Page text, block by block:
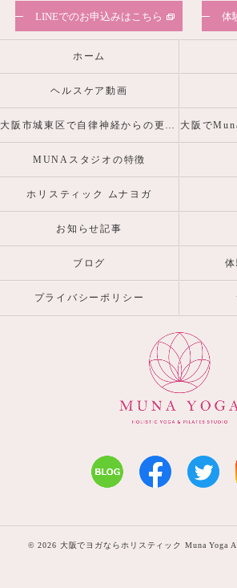
LINEでのお申込みはこちら 体
ホーム
ヘルスケア動画
大阪市城東区で自律神経からの更年期・産前産後の心身の不調を整えるヨガピラティスなら
MUNAスタジオの特徴
ホリスティック ムナヨガ
お知らせ記事
ブログ
プライバシーポリシー
© 2026 大阪でヨガならホリスティック Muna Yoga